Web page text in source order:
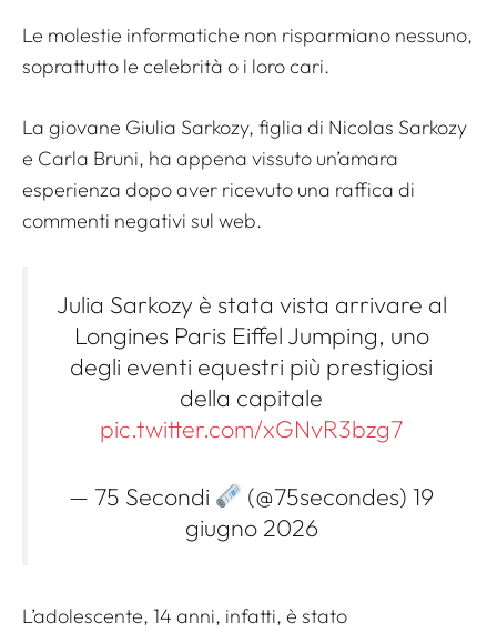
Le molestie informatiche non risparmiano nessuno,
soprattutto le celebrità o i loro cari.
La giovane Giulia Sarkozy, figlia di Nicolas Sarkozy
e Carla Bruni, ha appena vissuto un’amara
esperienza dopo aver ricevuto una raffica di
commenti negativi sul web.
Julia Sarkozy è stata vista arrivare al
Longines Paris Eiffel Jumping, uno
degli eventi equestri più prestigiosi
della capitale
pic.twitter.com/xGNvR3bzg7
— 75 Secondi
(@75secondes) 19
giugno 2026
L’adolescente, 14 anni, infatti, è stato